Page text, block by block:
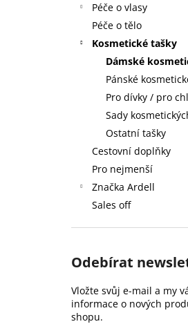
Péče o vlasy
Péče o tělo
Kosmetické tašky
Dámské
Pánské
Pro dívky / pro
Sady
Ostatní tašky
Cestovní doplňky
Pro nejmenší
Značka Ardell
Sales off
Odebírat
Vložte svůj e-mail a my
informace o nových
shopu.
HOUBIČKA NA MAKE-